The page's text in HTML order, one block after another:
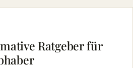
Ratgeber für